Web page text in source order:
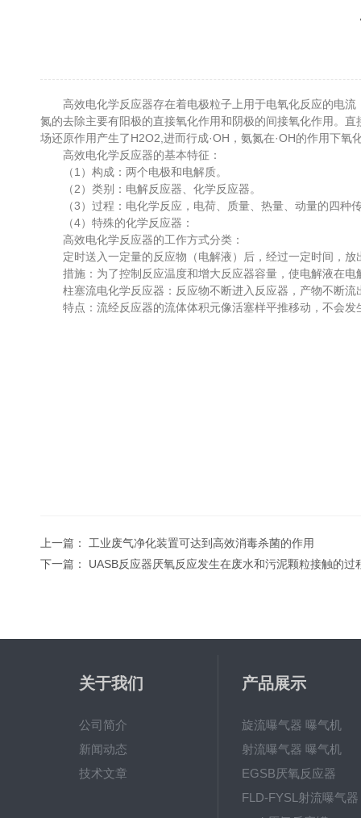
高效电化学反应器存在着电极粒子上用于电氧化反应的电流
氮的去除主要有阳极的直接氧化作用和阴极的间接氧化作用。
场还原作用产生了H2O2,进而行成·OH，氨氮在·OH的作用下氧
高效电化学反应器的基本特征：
（1）构成：两个电极和电解质。
（2）类别：电解反应器、化学反应器。
（3）过程：电化学反应，电荷、质量、热量、动量的四种
（4）特殊的化学反应器：
高效电化学反应器的工作方式分类：
定时送入一定量的反应物（电解液）后，经过一定时间，放
措施：为了控制反应温度和增大反应器容量，使电解液在电
柱塞流电化学反应器：反应物不断进入反应器，产物不断流
特点：流经反应器的流体体积元像活塞样平推移动，不会发
上一篇： 工业废气净化装置可达到高效消毒杀菌的作用
下一篇： UASB反应器厌氧反应发生在废水和污泥颗粒接触的过
关于我们
公司简介
新闻动态
技术文章
产品展示
旋流曝气器 曝气机
射流曝气器 曝气机
EGSB厌氧反应器
FLD-FYSL射流曝气器